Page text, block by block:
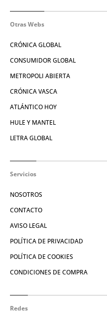
Otras Webs
CRÓNICA GLOBAL
CONSUMIDOR GLOBAL
METROPOLI ABIERTA
CRÓNICA VASCA
ATLÁNTICO HOY
HULE Y MANTEL
LETRA GLOBAL
Servicios
NOSOTROS
CONTACTO
AVISO LEGAL
POLÍTICA DE PRIVACIDAD
POLÍTICA DE COOKIES
CONDICIONES DE COMPRA
Redes